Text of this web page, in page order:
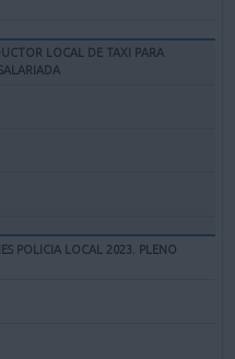
LOCAL DE TAXI PARA
POLICIA LOCAL 2023. PLENO